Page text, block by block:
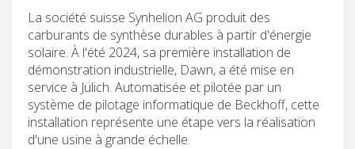
La société suisse Synhelion AG produit des
carburants de synthèse durables à partir d'énergie
solaire. À l'été 2024, sa première installation de
démonstration industrielle, Dawn, a été mise en
service à Jülich. Automatisée et pilotée par un
système de pilotage informatique de Beckhoff, cette
installation représente une étape vers la réalisation
d'une usine à grande échelle.